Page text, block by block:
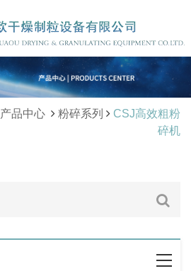
产品中心 粉碎系列
CSJ高效粗粉
碎机